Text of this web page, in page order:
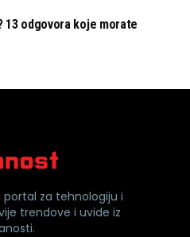
13 odgovora koje morate
portal za tehnologiju i
trendove i uvide iz